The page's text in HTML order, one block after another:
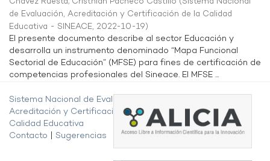
de Evaluación, Acreditación y Certificación de la Calidad
Educativa - SINEACE, 2022-10-19)
El presente documento describe al sector Educación y
desarrolla un instrumento denominado “Mapa Funcional
Sectorial de Educación” (MFSE) para fines de certificación de
competencias profesionales del Sineace. El MFSE ...
Sistema Nacional de Evaluación,
Acreditación y Certificación de la
Calidad Educativa
Contacto
Sugerencias